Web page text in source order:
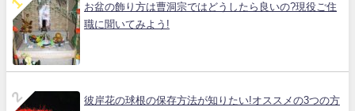
お盆の飾り方は曹洞宗ではどうしたら良いの?現役ご住
職に聞いてみよう!
彼岸花の球根の保存方法が知りたい!オススメの3つの方